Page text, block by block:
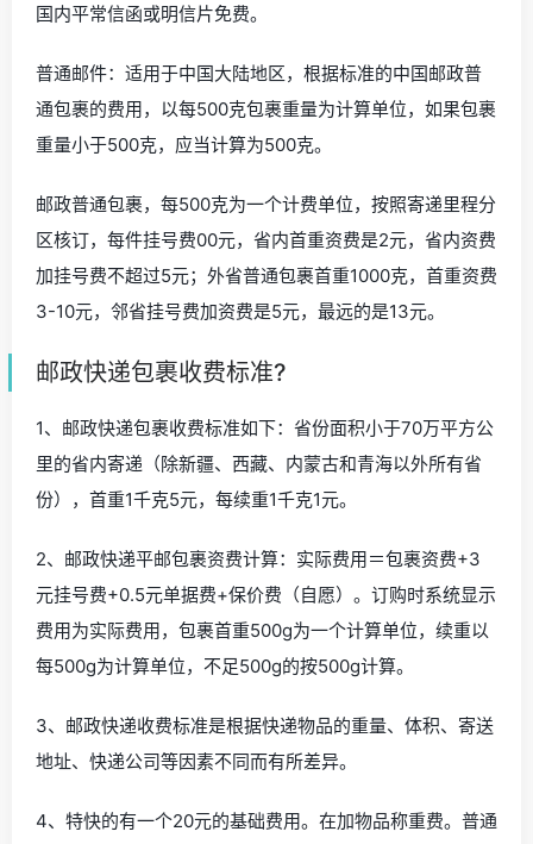
国内平常信函或明信片免费。
普通邮件：适用于中国大陆地区，根据标准的中国邮政普
通包裹的费用，以每500克包裹重量为计算单位，如果包裹
重量小于500克，应当计算为500克。
邮政普通包裹，每500克为一个计费单位，按照寄递里程分
区核订，每件挂号费00元，省内首重资费是2元，省内资费
加挂号费不超过5元；外省普通包裹首重1000克，首重资费
3-10元，邻省挂号费加资费是5元，最远的是13元。
邮政快递包裹收费标准?
1、邮政快递包裹收费标准如下：省份面积小于70万平方公
里的省内寄递（除新疆、西藏、内蒙古和青海以外所有省
份），首重1千克5元，每续重1千克1元。
2、邮政快递平邮包裹资费计算：实际费用＝包裹资费+3
元挂号费+0.5元单据费+保价费（自愿）。订购时系统显示
费用为实际费用，包裹首重500g为一个计算单位，续重以
每500g为计算单位，不足500g的按500g计算。
3、邮政快递收费标准是根据快递物品的重量、体积、寄送
地址、快递公司等因素不同而有所差异。
4、特快的有一个20元的基础费用。在加物品称重费。普通